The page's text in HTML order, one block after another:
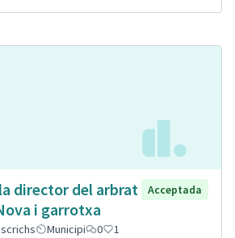
director del arbrat
i garrotxa
Acceptada
Municipi 0 1